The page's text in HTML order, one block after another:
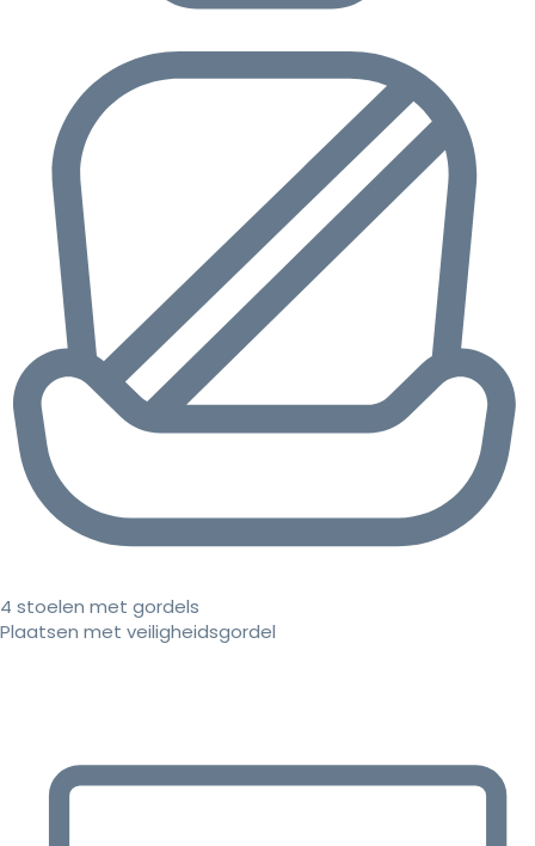
4 stoelen met gordels
Plaatsen met veiligheidsgordel